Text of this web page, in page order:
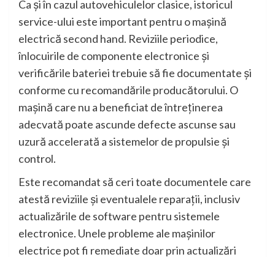
Ca și în cazul autovehiculelor clasice, istoricul
service-ului este important pentru o mașină
electrică second hand. Reviziile periodice,
înlocuirile de componente electronice și
verificările bateriei trebuie să fie documentate și
conforme cu recomandările producătorului. O
mașină care nu a beneficiat de întreținerea
adecvată poate ascunde defecte ascunse sau
uzură accelerată a sistemelor de propulsie și
control.
Este recomandat să ceri toate documentele care
atestă reviziile și eventualele reparații, inclusiv
actualizările de software pentru sistemele
electronice. Unele probleme ale mașinilor
electrice pot fi remediate doar prin actualizări